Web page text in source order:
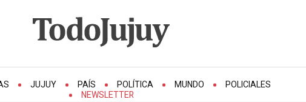
JUJUY PAÍS POLÍTICA MUNDO
POLICIALES
NEWSLETTER